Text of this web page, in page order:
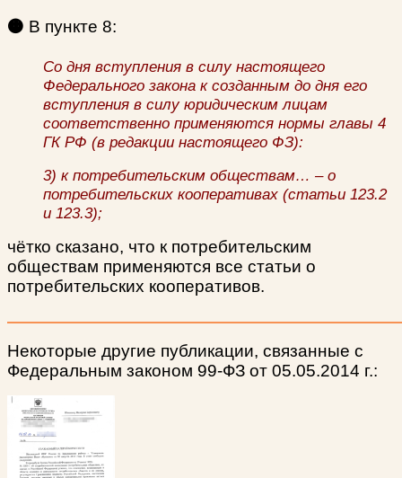
🟠 В пункте 8:
Со дня вступления в силу настоящего
Федерального закона к созданным до дня его
вступления в силу юридическим лицам
соответственно применяются нормы главы 4
ГК РФ (в редакции настоящего ФЗ):
3) к потребительским обществам… – о
потребительских кооперативах (статьи 123.2
и 123.3);
чётко сказано, что к потребительским
обществам применяются все статьи о
потребительских кооперативов.
Некоторые другие публикации, связанные с
Федеральным законом 99-ФЗ от 05.05.2014 г.: